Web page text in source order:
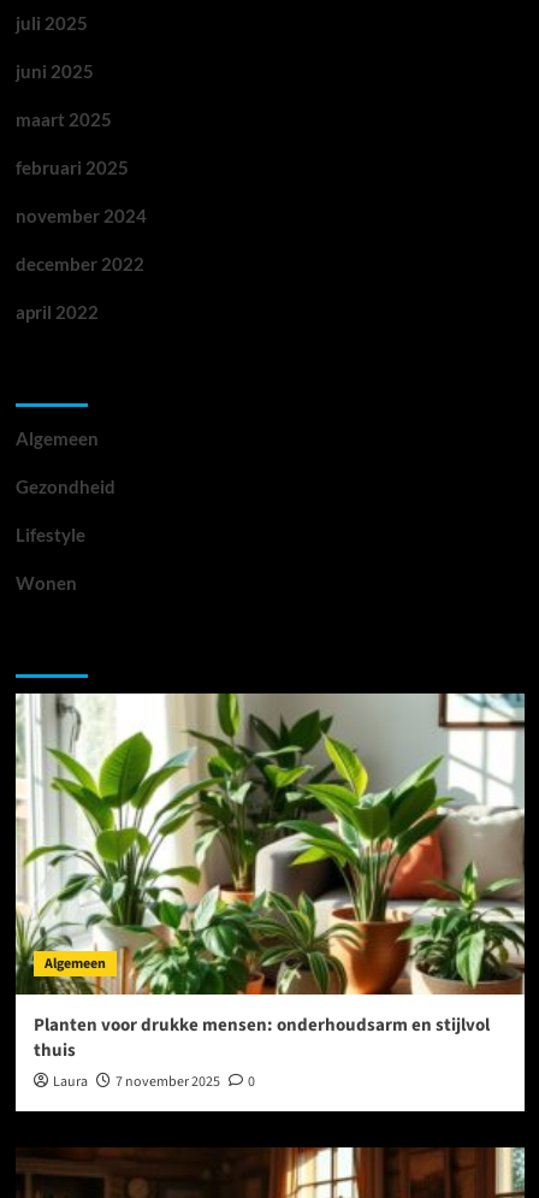
juli 2025
juni 2025
maart 2025
februari 2025
november 2024
december 2022
april 2022
Algemeen
Gezondheid
Lifestyle
Wonen
Algemeen
Planten voor drukke mensen: onderhoudsarm en stijlvol
thuis
Laura 7 november 2025 0